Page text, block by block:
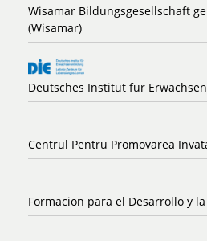
Wisamar Bildungsgesellschaft
(Wisamar)
Deutsches Institut für
Centrul Pentru Promovarea
Formacion para el Desarrollo y